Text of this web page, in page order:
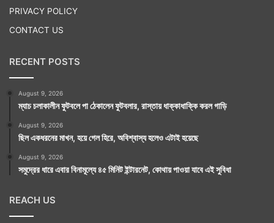
PRIVACY POLICY
CONTACT US
RECENT POSTS
August 9, 2026
ম্যাচ চলাকালীন ফুটবলে পা ঠেকালেন ফুটবলার, রাস্তায় ধাক্কাধাক্কি করল গাড়ি
August 9, 2026
ছিল একধরনের মাখন, হয়ে গেল হিরে, অবিশ্বাস্য হলেও এটাই হয়েছে
August 9, 2026
সমুদ্রের ধারে এবার বিনামূল্যে ৪৫ মিনিট ইন্টারনেট, কোথায় পাওয়া যাবে এই সুবিধা
REACH US